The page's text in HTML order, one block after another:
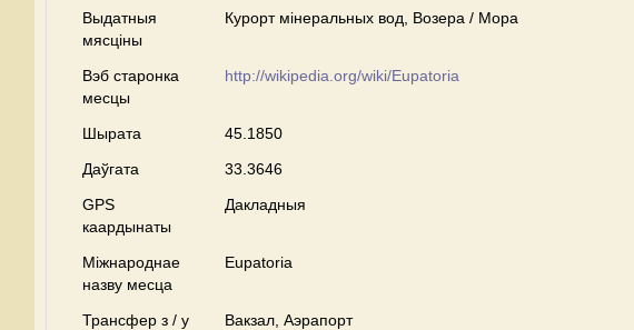
Выдатныя
мясціны
Курорт мінеральных вод, Возера / Мора
Вэб старонка
месцы
http://wikipedia.org/wiki/Eupatoria
Шырата
45.1850
Даўгата
33.3646
GPS
каардынаты
Дакладныя
Міжнароднае
назву месца
Eupatoria
Трансфер з / у Вакзал, Аэрапорт